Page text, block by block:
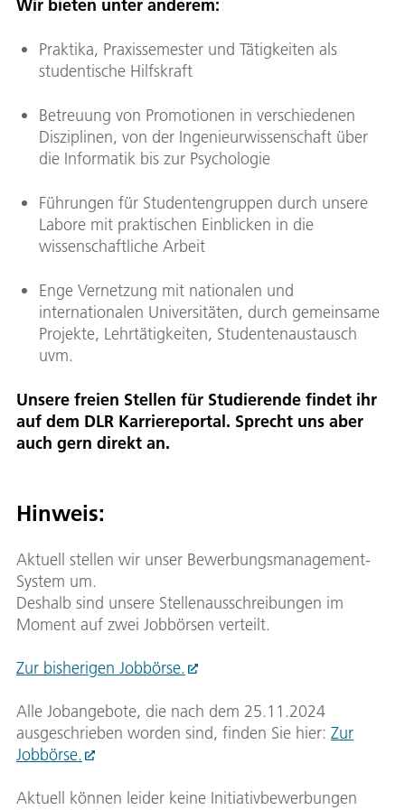
Wir bieten unter anderem:
Praktika, Praxissemester und Tätigkeiten als
studentische Hilfskraft
Betreuung von Promotionen in verschiedenen
Disziplinen, von der Ingenieurwissenschaft über
die Informatik bis zur Psychologie
Führungen für Studentengruppen durch unsere
Labore mit praktischen Einblicken in die
wissenschaftliche Arbeit
Enge Vernetzung mit nationalen und
internationalen Universitäten, durch gemeinsame
Projekte, Lehrtätigkeiten, Studentenaustausch
uvm.
Unsere freien Stellen für Studierende findet ihr
auf dem DLR Karriereportal. Sprecht uns aber
auch gern direkt an.
Hinweis:
Aktuell stellen wir unser Bewerbungsmanagement-
System um.
Deshalb sind unsere Stellenausschreibungen im
Moment auf zwei Jobbörsen verteilt.
Zur bisherigen Jobbörse.
Alle Jobangebote, die nach dem 25.11.2024
ausgeschrieben worden sind, finden Sie hier: Zur
Jobbörse.
Aktuell können leider keine Initiativbewerbungen